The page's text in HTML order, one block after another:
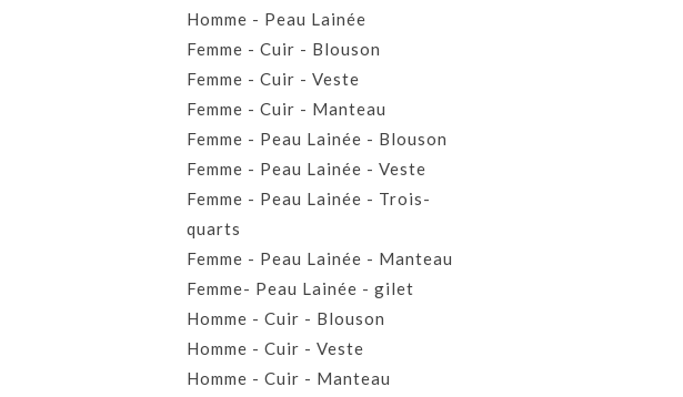
Homme - Peau Lainée
Femme - Cuir - Blouson
Femme - Cuir - Veste
Femme - Cuir - Manteau
Femme - Peau Lainée - Blouson
Femme - Peau Lainée - Veste
Femme - Peau Lainée - Trois-
quarts
Femme - Peau Lainée - Manteau
Femme- Peau Lainée - gilet
Homme - Cuir - Blouson
Homme - Cuir - Veste
Homme - Cuir - Manteau